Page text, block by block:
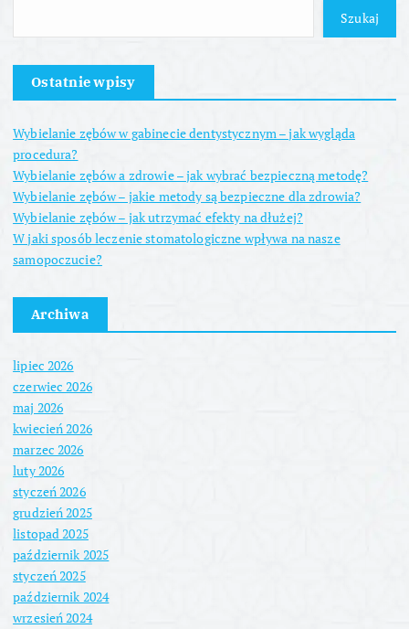
Szukaj
Ostatnie wpisy
Wybielanie zębów w gabinecie dentystycznym – jak wygląda
procedura?
Wybielanie zębów a zdrowie – jak wybrać bezpieczną metodę?
Wybielanie zębów – jakie metody są bezpieczne dla zdrowia?
Wybielanie zębów – jak utrzymać efekty na dłużej?
W jaki sposób leczenie stomatologiczne wpływa na nasze
samopoczucie?
Archiwa
lipiec 2026
czerwiec 2026
maj 2026
kwiecień 2026
marzec 2026
luty 2026
styczeń 2026
grudzień 2025
listopad 2025
październik 2025
styczeń 2025
październik 2024
wrzesień 2024